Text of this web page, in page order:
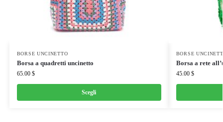
BORSE UNCINETTO
Borsa a quadretti uncinetto
65.00 $
Scegli
BORSE
Borsa a rete
45.00 $